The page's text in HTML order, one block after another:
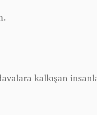
kalkışan